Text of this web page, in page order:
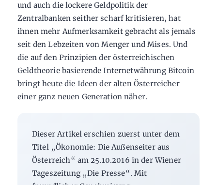
und auch die lockere Geldpolitik der
Zentralbanken seither scharf kritisieren, hat
ihnen mehr Aufmerksamkeit gebracht als jemals
seit den Lebzeiten von Menger und Mises. Und
die auf den Prinzipien der österreichischen
Geldtheorie basierende Internetwährung Bitcoin
bringt heute die Ideen der alten Österreicher
einer ganz neuen Generation näher.
Dieser Artikel erschien zuerst unter dem
Titel „Ökonomie: Die Außenseiter aus
Österreich“ am 25.10.2016 in der Wiener
Tageszeitung „Die Presse“. Mit